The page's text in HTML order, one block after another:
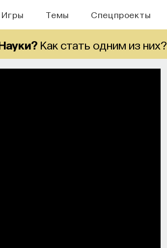
Игры Темы Спецпроекты
Как стать одним из них?